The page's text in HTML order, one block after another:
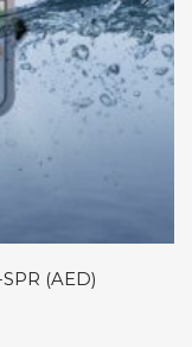
(AED)